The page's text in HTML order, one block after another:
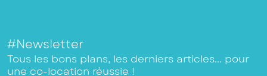
#Newsletter
Tous les bons plans, les derniers articles... pour
une co-location réussie !